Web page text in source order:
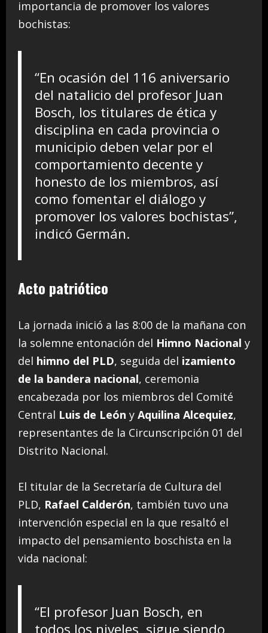
importancia de promover los valores
bochistas:
“En ocasión del 116 aniversario
del natalicio del profesor Juan
Bosch, los titulares de ética y
disciplina en cada provincia o
municipio deben velar por el
comportamiento decente y
honesto de los miembros, así
como fomentar el diálogo y
promover los valores bochistas”,
indicó Germán.
Acto patriótico
La jornada inició a las 8:00 de la mañana con
la solemne entonación del Himno Nacional y
del himno del PLD, seguida del izamiento
de la bandera nacional, ceremonia
encabezada por los miembros del Comité
Central Luis de León y Aquilina Alcequiez,
representantes de la Circunscripción 01 del
Distrito Nacional.
El titular de la Secretaría de Cultura del
PLD, Rafael Calderón, también tuvo una
intervención especial en la que resaltó el
impacto del pensamiento boschista en la
vida nacional:
“El profesor Juan Bosch, en
todos los niveles, sigue siendo